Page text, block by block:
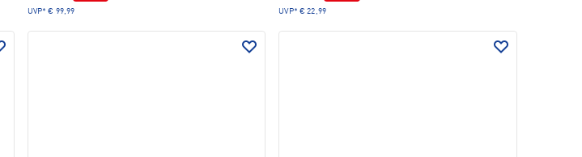
UVP* € 99,99 UVP* € 22,99